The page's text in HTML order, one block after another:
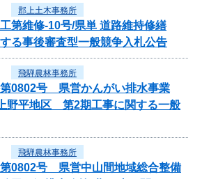
郡上土木事務所
第維修-10号/県単 道路維持修繕
する事後審査型一般競争入札公告
飛騨農林事務所
第0802号 県営かんがい排水事業
野平地区 第2期工事に関する一般
飛騨農林事務所
第0802号 県営中山間地域総合整備